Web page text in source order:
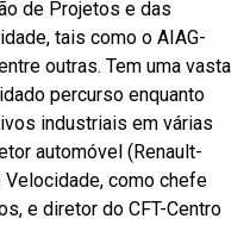
de Projetos e das
tais como o AIAG-
outras. Tem uma vasta
percurso enquanto
industriais em várias
automóvel (Renault-
como chefe
e diretor do CFT-Centro